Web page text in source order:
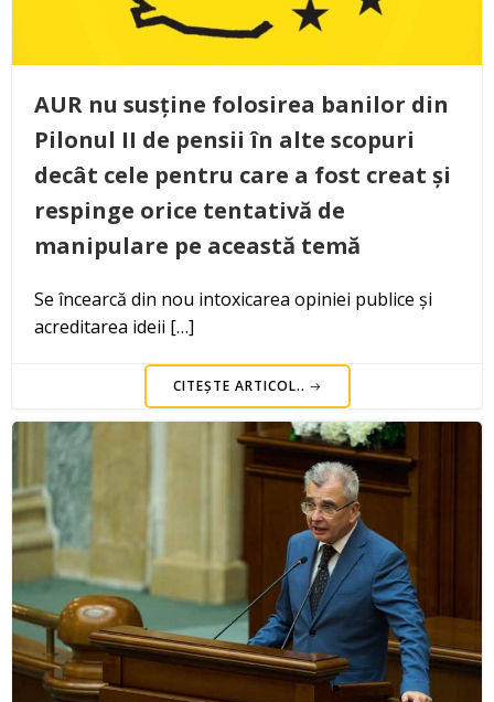
AUR nu susține folosirea banilor din
Pilonul II de pensii în alte scopuri
decât cele pentru care a fost creat și
respinge orice tentativă de
manipulare pe această temă
Se încearcă din nou intoxicarea opiniei publice și
acreditarea ideii […]
CITEȘTE ARTICOL..